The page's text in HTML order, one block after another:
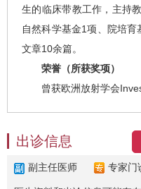
生的临床带教工作，主持
自然科学基金1项、院培育
文章10余篇。
荣誉（所获奖项）
曾获欧洲放射学会
出诊信息
副主任医师 专家门